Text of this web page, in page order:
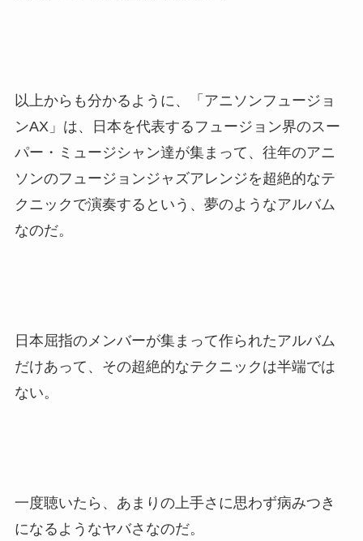
以上からも分かるように、「アニソンフュージョ
ンAX」は、日本を代表するフュージョン界のスー
パー・ミュージシャン達が集まって、往年のアニ
ソンのフュージョンジャズアレンジを超絶的なテ
クニックで演奏するという、夢のようなアルバム
なのだ。
日本屈指のメンバーが集まって作られたアルバム
だけあって、その超絶的なテクニックは半端では
ない。
一度聴いたら、あまりの上手さに思わず病みつき
になるようなヤバさなのだ。